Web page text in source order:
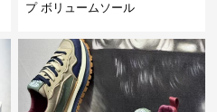
プ ボリュームソール